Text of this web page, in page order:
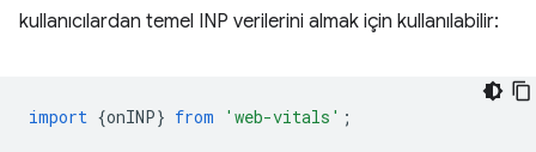
kullanıcılardan temel INP verilerini almak için kullanılabilir:
import {onINP} from 'web-vitals' ;